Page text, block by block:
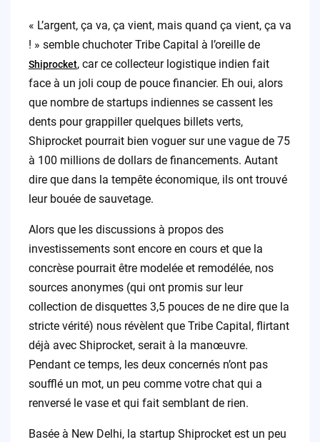
« L’argent, ça va, ça vient, mais quand ça vient, ça va
! » semble chuchoter Tribe Capital à l’oreille de
Shiprocket, car ce collecteur logistique indien fait
face à un joli coup de pouce financier. Eh oui, alors
que nombre de startups indiennes se cassent les
dents pour grappiller quelques billets verts,
Shiprocket pourrait bien voguer sur une vague de 75
à 100 millions de dollars de financements. Autant
dire que dans la tempête économique, ils ont trouvé
leur bouée de sauvetage.
Alors que les discussions à propos des
investissements sont encore en cours et que la
concrèse pourrait être modelée et remodélée, nos
sources anonymes (qui ont promis sur leur
collection de disquettes 3,5 pouces de ne dire que la
stricte vérité) nous révèlent que Tribe Capital, flirtant
déjà avec Shiprocket, serait à la manœuvre.
Pendant ce temps, les deux concernés n’ont pas
soufflé un mot, un peu comme votre chat qui a
renversé le vase et qui fait semblant de rien.
Basée à New Delhi, la startup Shiprocket est un peu